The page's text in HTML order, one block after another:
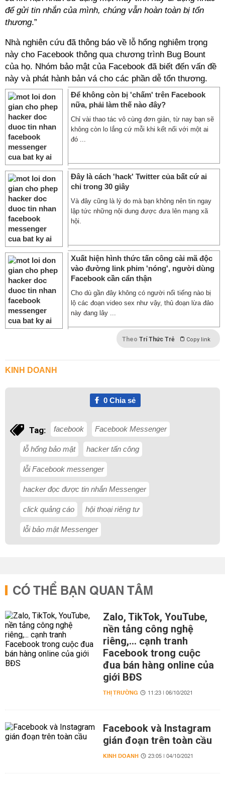
để gửi tin nhắn của mình, chúng vẫn hoàn toàn bị tổn
thương.”
Nhà nghiên cứu đã thông báo về lỗ hổng nghiêm trọng
này cho Facebook thông qua chương trình Bug Bount
của họ. Nhóm bảo mật của Facebook đã biết đến vấn đề
này và phát hành bản vá cho các phần dễ tổn thương.
Để không còn bị 'chấm' trên Facebook
nữa, phải làm thế nào đây?
Chỉ vài thao tác vô cùng đơn giản, từ nay bạn sẽ
không còn lo lắng cứ mỗi khi kết nối với một ai
đó ...
Đây là cách 'hack' Twitter của bất cứ ai
chỉ trong 30 giây
Và đây cũng là lý do mà bạn không nên tin ngay
lập tức những nội dung được đưa lên mạng xã
hội.
Xuất hiện hình thức tấn công cài mã độc
vào đường link phim 'nóng', người dùng
Facebook cần cẩn thận
Cho dù gần đây không có người nổi tiếng nào bị
lộ các đoạn video sex như vậy, thủ đoạn lừa đảo
này đang lây ...
Theo Trí Thức Trẻ Copy link
KINH DOANH
0Chia sẻ
Tag: facebook Facebook Messenger
lỗ hổng bảo mật hacker tấn công
lỗi Facebook messenger
hacker đọc được tin nhắn Messenger
click quảng cáo hội thoại riêng tư
lỗi bảo mật Messenger
CÓ THỂ BẠN QUAN TÂM
Zalo, TikTok, YouTube,
nền tảng công nghệ
riêng,... cạnh tranh
Facebook trong cuộc
đua bán hàng online của
giới BĐS
THỊ TRƯỜNG 11:23 | 06/10/2021
Facebook và Instagram
gián đoạn trên toàn cầu
KINH DOANH 23:05 | 04/10/2021